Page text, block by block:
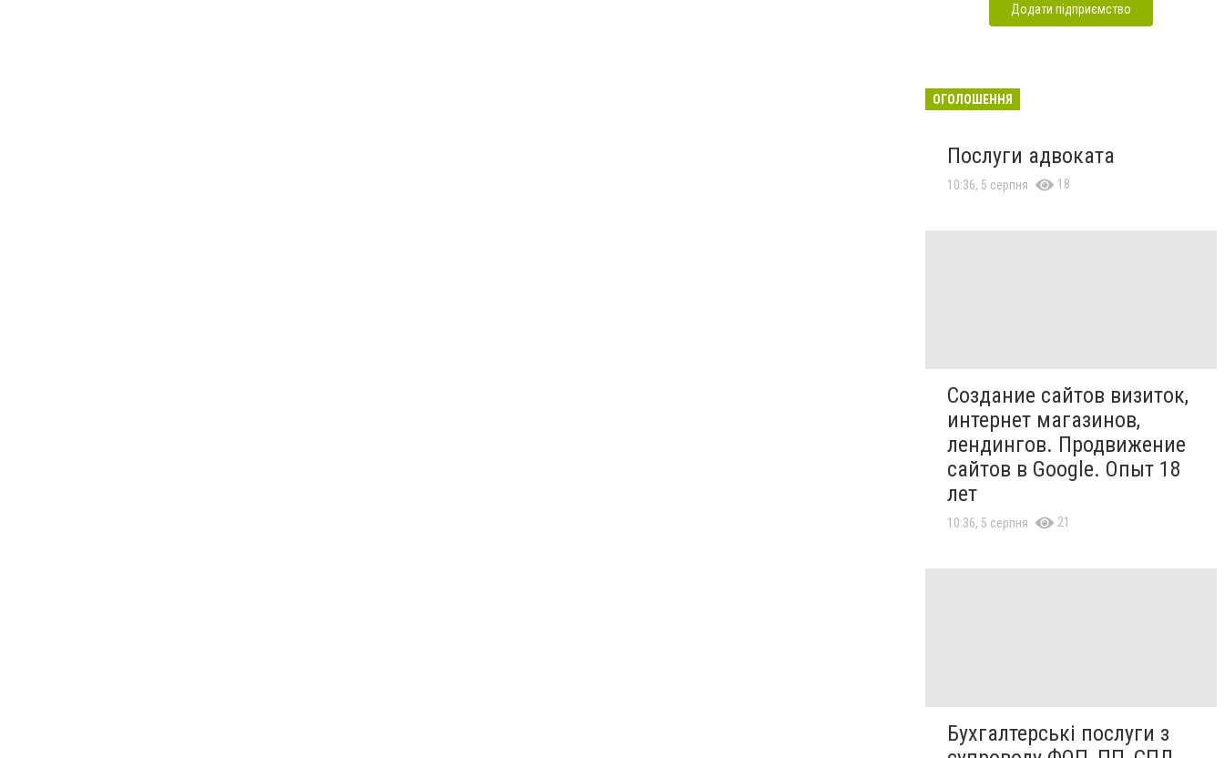
Додати підприємство
ОГОЛОШЕННЯ
Послуги адвоката
10:36, 5 серпня 18
Создание сайтов визиток,
интернет магазинов,
лендингов. Продвижение
сайтов в Google. Опыт 18
лет
10:36, 5 серпня 21
Бухгалтерські послуги з